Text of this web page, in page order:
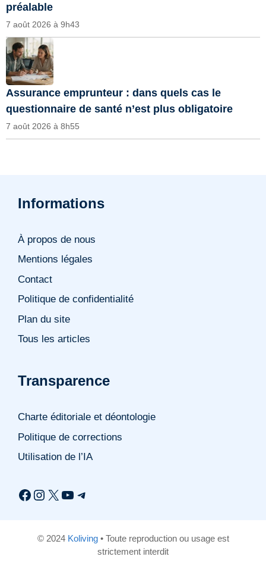
préalable
7 août 2026 à 9h43
Assurance emprunteur : dans quels cas le
questionnaire de santé n’est plus obligatoire
7 août 2026 à 8h55
Informations
À propos de nous
Mentions légales
Contact
Politique de confidentialité
Plan du site
Tous les articles
Transparence
Charte éditoriale et déontologie
Politique de corrections
Utilisation de l’IA
Facebook
Instagram
X YouTube
Telegram
© 2024 Koliving• Toute reproduction ou usage est
strictement interdit